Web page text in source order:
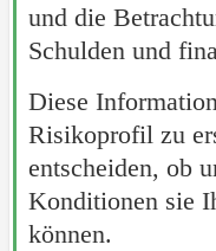
und die
Schulden und
Diese
Risikoprofil zu
entscheiden, ob
Konditionen sie
können.